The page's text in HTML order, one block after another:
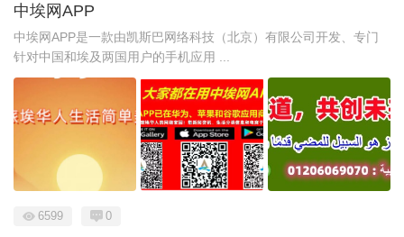
中埃网APP
中埃网APP是一款由凯斯巴网络科技（北京）有限公司开发、专门
针对中国和埃及两国用户的手机应用 ...
6599 0